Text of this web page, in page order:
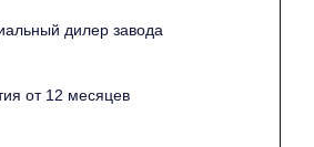
значительная и практичная
работающих в сфере
и бетонного завода, что делает ее
дилер завода
от 12 месяцев